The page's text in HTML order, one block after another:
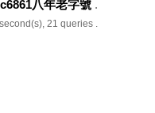
八年老字號 .
21 queries .